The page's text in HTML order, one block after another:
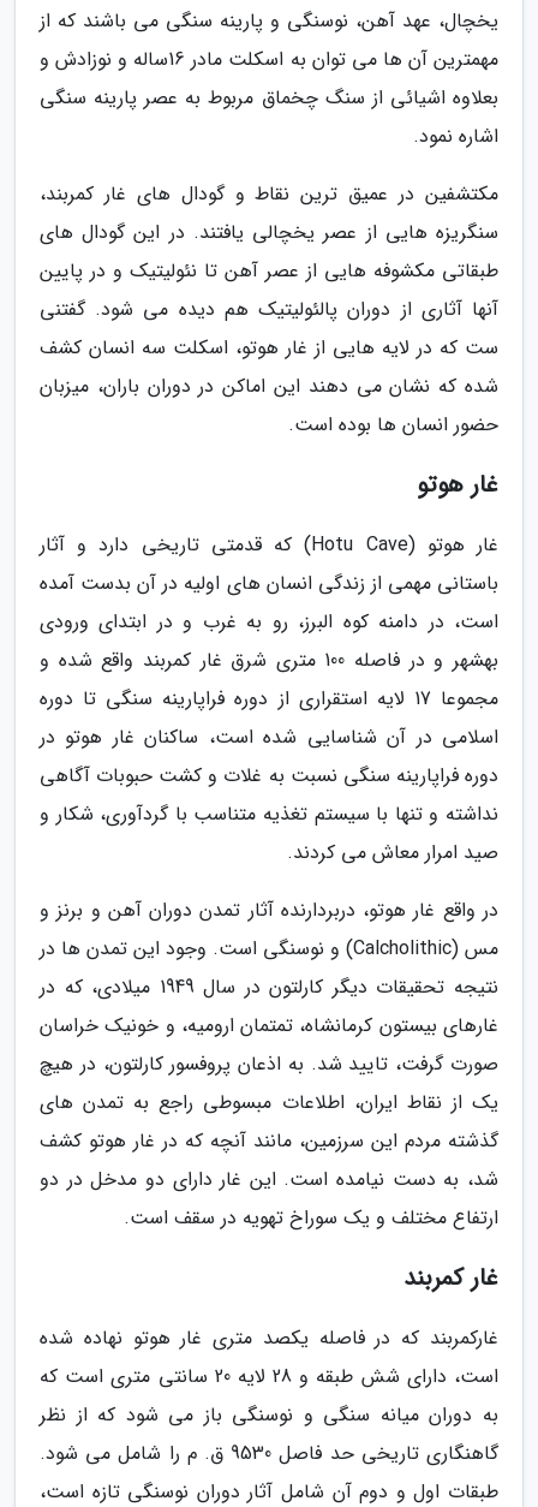
یخچال، عهد آهن، نوسنگی و پارینه سنگی می باشند که از
مهمترین آن ها می توان به اسکلت مادر 16ساله و نوزادش و
بعلاوه اشیائی از سنگ چخماق مربوط به عصر پارینه سنگی
اشاره نمود.
مکتشفین در عمیق ترین نقاط و گودال های غار کمربند،
سنگریزه هایی از عصر یخچالی یافتند. در این گودال های
طبقاتی مکشوفه هایی از عصر آهن تا نئولیتیک و در پایین
آنها آثاری از دوران پالئولیتیک هم دیده می شود. گفتنی
ست که در لایه هایی از غار هوتو، اسکلت سه انسان کشف
شده که نشان می دهند این اماکن در دوران باران، میزبان
حضور انسان ها بوده است.
غار هوتو
غار هوتو (Hotu Cave) که قدمتی تاریخی دارد و آثار
باستانی مهمی از زندگی انسان های اولیه در آن بدست آمده
است، در دامنه کوه البرز، رو به غرب و در ابتدای ورودی
بهشهر و در فاصله 100 متری شرق غار کمربند واقع شده و
مجموعا 17 لایه استقراری از دوره فراپارینه سنگی تا دوره
اسلامی در آن شناسایی شده است، ساکنان غار هوتو در
دوره فراپارینه سنگی نسبت به غلات و کشت حبوبات آگاهی
نداشته و تنها با سیستم تغذیه متناسب با گردآوری، شکار و
صید امرار معاش می کردند.
در واقع غار هوتو، دربردارنده آثار تمدن دوران آهن و برنز و
مس (Calcholithic) و نوسنگی است. وجود این تمدن ها در
نتیجه تحقیقات دیگر کارلتون در سال 1949 میلادی، که در
غارهای بیستون کرمانشاه، تمتمان ارومیه، و خونیک خراسان
صورت گرفت، تایید شد. به اذعان پروفسور کارلتون، در هیچ
یک از نقاط ایران، اطلاعات مبسوطی راجع به تمدن های
گذشته مردم این سرزمین، مانند آنچه که در غار هوتو کشف
شد، به دست نیامده است. این غار دارای دو مدخل در دو
ارتفاع مختلف و یک سوراخ تهویه در سقف است.
غار کمربند
غارکمربند که در فاصله یکصد متری غار هوتو نهاده شده
است، دارای شش طبقه و 28 لایه 20 سانتی متری است که
به دوران میانه سنگی و نوسنگی باز می شود که از نظر
گاهنگاری تاریخی حد فاصل 9530 ق. م را شامل می شود.
طبقات اول و دوم آن شامل آثار دوران نوسنگی تازه است،